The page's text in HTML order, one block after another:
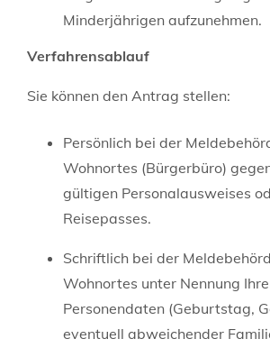
Minderjährigen aufzunehmen.
Verfahrensablauf
Sie können den Antrag stellen:
Persönlich bei der
Wohnortes (Bürgerbüro)
gültigen Personalausweises
Reisepasses.
Schriftlich bei der
Wohnortes unter Nennung
Personendaten (Geburtstag,
eventuell abweichender